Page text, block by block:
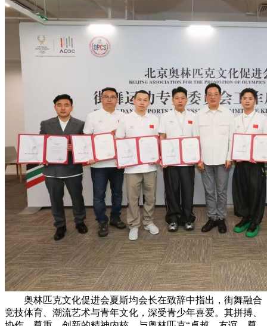
奥林匹克文化促进会夏斯均会长在致辞中指出，街舞融合
竞技体育、潮流艺术与青年文化，深受青少年喜爱。其拼搏、